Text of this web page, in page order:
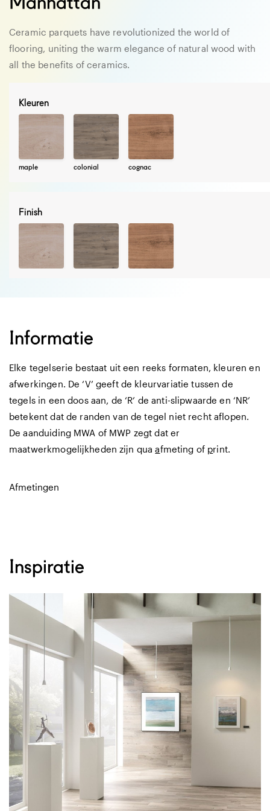
Ceramic parquets have revolutionized the world of
flooring, uniting the warm elegance of natural wood with
all the benefits of ceramics.
Kleuren
maple colonial cognac
Finish
Informatie
Elke tegelserie bestaat uit een reeks formaten, kleuren en
afwerkingen. De ‘V’ geeft de kleurvariatie tussen de
tegels in een doos aan, de ‘R’ de anti-slipwaarde en ‘NR’
betekent dat de randen van de tegel niet recht aflopen.
De aanduiding MWA of MWP zegt dat er
maatwerkmogelijkheden zijn quaafmeting of print.
Afmetingen
Inspiratie